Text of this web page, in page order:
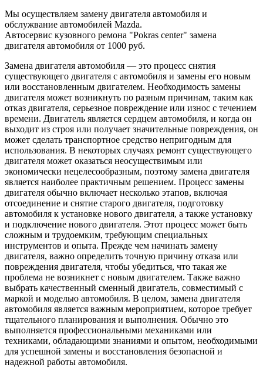
Мы осуществляем замену двигателя автомобиля и
обслужвание автомобилей Mazda.
Автосервис кузовного ремона "Pokras center" замена
двигателя автомобиля от 1000 руб.
Замена двигателя автомобиля — это процесс снятия
существующего двигателя с автомобиля и замены его новым
или восстановленным двигателем. Необходимость замены
двигателя может возникнуть по разным причинам, таким как
отказ двигателя, серьезное повреждение или износ с течением
времени. Двигатель является сердцем автомобиля, и когда он
выходит из строя или получает значительные повреждения, он
может сделать транспортное средство непригодным для
использования. В некоторых случаях ремонт существующего
двигателя может оказаться неосуществимым или
экономически нецелесообразным, поэтому замена двигателя
является наиболее практичным решением. Процесс замены
двигателя обычно включает несколько этапов, включая
отсоединение и снятие старого двигателя, подготовку
автомобиля к установке нового двигателя, а также установку
и подключение нового двигателя. Этот процесс может быть
сложным и трудоемким, требующим специальных
инструментов и опыта. Прежде чем начинать замену
двигателя, важно определить точную причину отказа или
повреждения двигателя, чтобы убедиться, что такая же
проблема не возникнет с новым двигателем. Также важно
выбрать качественный сменный двигатель, совместимый с
маркой и моделью автомобиля. В целом, замена двигателя
автомобиля является важным мероприятием, которое требует
тщательного планирования и выполнения. Обычно это
выполняется профессиональными механиками или
техниками, обладающими знаниями и опытом, необходимыми
для успешной замены и восстановления безопасной и
надежной работы автомобиля.